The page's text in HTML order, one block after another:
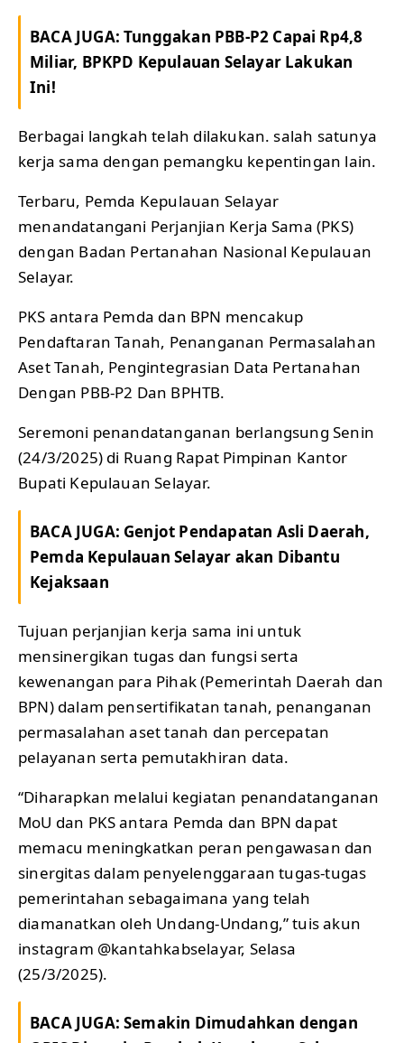
BACA JUGA:Tunggakan PBB-P2 Capai Rp4,8
Miliar, BPKPD Kepulauan Selayar Lakukan
Ini!
Berbagai langkah telah dilakukan. salah satunya
kerja sama dengan pemangku kepentingan lain.
Terbaru, Pemda Kepulauan Selayar
menandatangani Perjanjian Kerja Sama (PKS)
dengan Badan Pertanahan Nasional Kepulauan
Selayar.
PKS antara Pemda dan BPN mencakup
Pendaftaran Tanah, Penanganan Permasalahan
Aset Tanah, Pengintegrasian Data Pertanahan
Dengan PBB-P2 Dan BPHTB.
Seremoni penandatanganan berlangsung Senin
(24/3/2025) di Ruang Rapat Pimpinan Kantor
Bupati Kepulauan Selayar.
BACA JUGA: Genjot Pendapatan Asli Daerah,
Pemda Kepulauan Selayar akan Dibantu
Kejaksaan
Tujuan perjanjian kerja sama ini untuk
mensinergikan tugas dan fungsi serta
kewenangan para Pihak (Pemerintah Daerah dan
BPN) dalam pensertifikatan tanah, penanganan
permasalahan aset tanah dan percepatan
pelayanan serta pemutakhiran data.
“Diharapkan melalui kegiatan penandatanganan
MoU dan PKS antara Pemda dan BPN dapat
memacu meningkatkan peran pengawasan dan
sinergitas dalam penyelenggaraan tugas-tugas
pemerintahan sebagaimana yang telah
diamanatkan oleh Undang-Undang,” tuis akun
instagram @kantahkabselayar, Selasa
(25/3/2025).
BACA JUGA:Semakin Dimudahkan dengan